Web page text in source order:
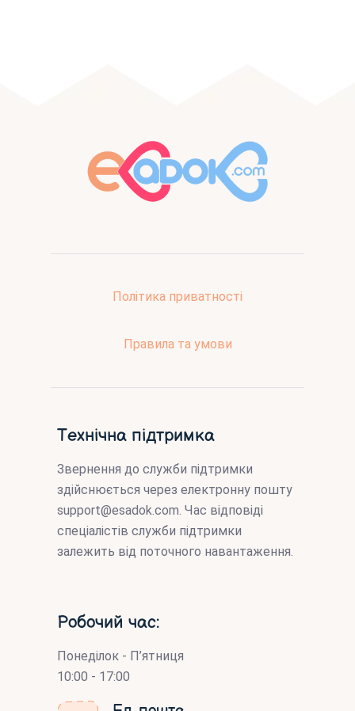
Політика приватності
Правила та умови
Технічна підтримка
Звернення до служби підтримки
здійснюється через електронну пошту
support@esadok.com. Час відповіді
спеціалістів служби підтримки
залежить від поточного навантаження.
Робочий час:
Понеділок - П’ятниця
10:00 - 17:00